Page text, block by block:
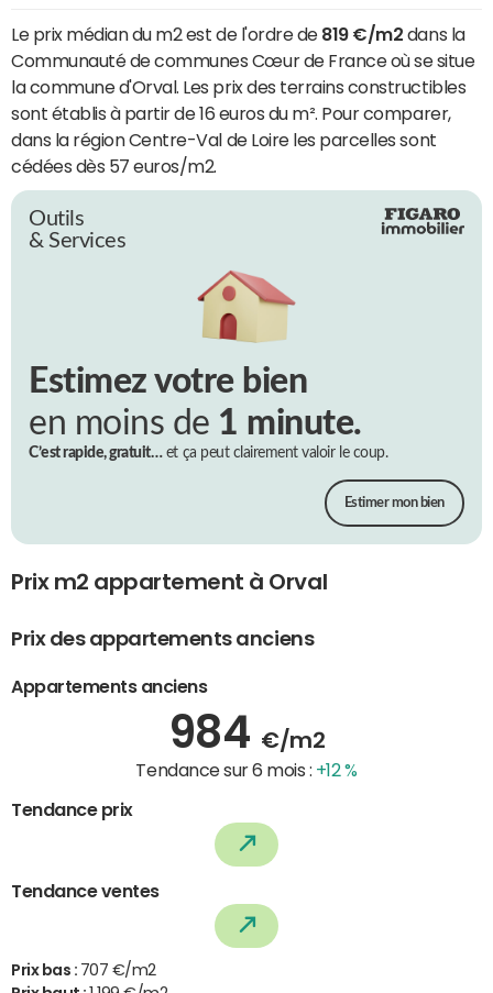
Le prix médian du m2 est de l'ordre de 819 €/m2 dans la
Communauté de communes Cœur de France où se situe
la commune d'Orval. Les prix des terrains constructibles
sont établis à partir de 16 euros du m². Pour comparer,
dans la région Centre-Val de Loire les parcelles sont
cédées dès 57 euros/m2.
Outils
& Services
Estimez votre bien
en moins de 1 minute.
C’est rapide, gratuit…et ça peut clairement valoir le coup.
Estimer mon bien
Prix m2 appartement à Orval
Prix des appartements anciens
Appartements anciens
984 €/m2
Tendance sur 6 mois : +12 %
Tendance prix
Tendance ventes
Prix bas : 707 €/m2